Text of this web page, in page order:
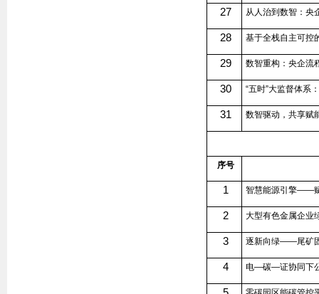
27 从人治到数智：央
28 基于全栈自主可控
29 数智重构：央企流
30 “五时”大监督体系
31 数智驱动，共享赋
序号
1 智慧能源引擎——
2 大型有色金属企业
3 逐新向绿——尾矿
4 电—碳—证协同下